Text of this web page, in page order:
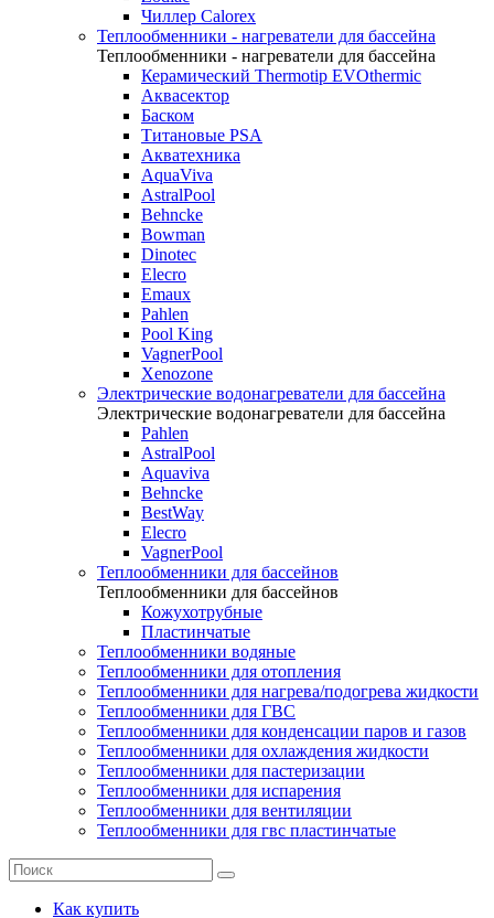
Чиллер Calorex
Теплообменники - нагреватели для бассейна
Теплообменники - нагреватели для бассейна
Керамический Thermotip EVOthermic
Аквасектор
Баском
Титановые PSA
Акватехника
AquaViva
AstralPool
Behncke
Bowman
Dinotec
Elecro
Emaux
Pahlen
Pool King
VagnerPool
Xenozone
Электрические водонагреватели для бассейна
Электрические водонагреватели для бассейна
Pahlen
AstralPool
Aquaviva
Behncke
BestWay
Elecro
VagnerPool
Теплообменники для бассейнов
Теплообменники для бассейнов
Кожухотрубные
Пластинчатые
Теплообменники водяные
Теплообменники для отопления
Теплообменники для нагрева/подогрева жидкости
Теплообменники для ГВС
Теплообменники для конденсации паров и газов
Теплообменники для охлаждения жидкости
Теплообменники для пастеризации
Теплообменники для испарения
Теплообменники для вентиляции
Теплообменники для гвс пластинчатые
Как купить